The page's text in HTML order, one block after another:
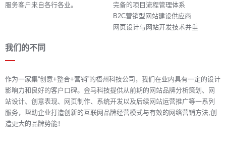
服务客户来自各行各业。
完备的项目流程管理体系
B2C营销型网站建设供应商
网页设计与网站开发技术并重
我们的不同
作为一家集“创意+整合+营销”的梧州科技公司，我们在业内具有一定的设计
影响力和良好的客户口碑。金马科技提供从前期的网站品牌分析策划、网
站设计、创意表现、网页制作、系统开发以及后续网站运营推广等一系列
服务，帮助企业打造创新的互联网品牌经营模式与有效的网络营销方法,创
造更大的品牌势能！